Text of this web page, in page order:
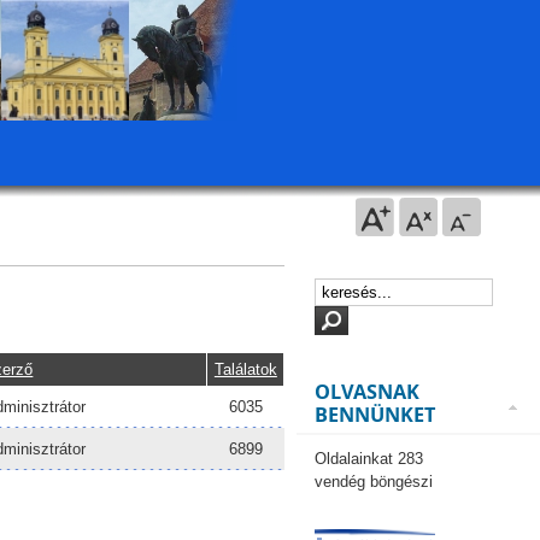
Találatok
6035
6899
OLVASNAK
BENNÜNKET
Oldalainkat 283
vendég böngészi